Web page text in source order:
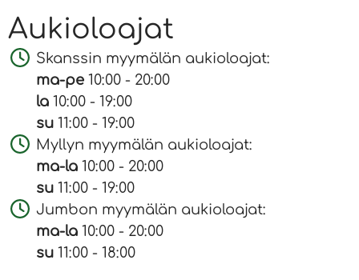
Aukioloajat
Skanssin myymälän aukioloajat:
ma-pe 10:00 - 20:00
la 10:00 - 19:00
su 11:00 - 19:00
Myllyn myymälän aukioloajat:
ma-la 10:00 - 20:00
su 11:00 - 19:00
Jumbon myymälän aukioloajat:
ma-la 10:00 - 20:00
su 11:00 - 18:00